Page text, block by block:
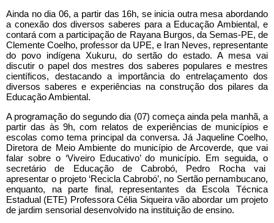
Ainda no dia 06, a partir das 16h, se inicia outra mesa abordando
a conexão dos diversos saberes para a Educação Ambiental, e
contará com a participação de Rayana Burgos, da Semas-PE, de
Clemente Coelho, professor da UPE, e Iran Neves, representante
do povo indígena Xukuru, do sertão do estado. A mesa vai
discutir o papel dos mestres dos saberes populares e mestres
científicos, destacando a importância do entrelaçamento dos
diversos saberes e experiências na construção dos pilares da
Educação Ambiental.
A programação do segundo dia (07) começa ainda pela manhã, a
partir das às 9h, com relatos de experiências de municípios e
escolas como tema principal da conversa. Já Jaqueline Coelho,
Diretora de Meio Ambiente do município de Arcoverde, que vai
falar sobre o ‘Viveiro Educativo’ do município. Em seguida, o
secretário de Educação de Cabrobó, Pedro Rocha vai
apresentar o projeto ‘Recicla Cabrobó’, no Sertão pernambucano,
enquanto, na parte final, representantes da Escola Técnica
Estadual (ETE) Professora Célia Siqueira vão abordar um projeto
de jardim sensorial desenvolvido na instituição de ensino.